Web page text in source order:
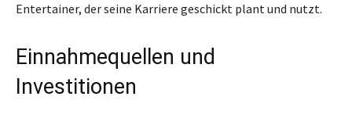
Entertainer, der seine Karriere geschickt plant und nutzt.
Einnahmequellen und
Investitionen